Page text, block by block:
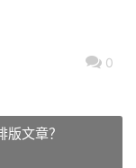
0
文章？​